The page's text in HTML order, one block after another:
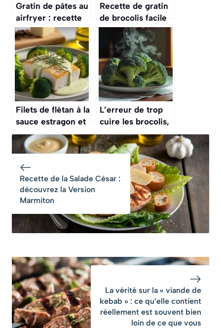
Gratin de pâtes au
airfryer : recette
facile et rapide
Recette de gratin
de brocolis facile
et rapide
Filets de flétan à la
sauce estragon et
brocolis
L’erreur de trop
cuire les brocolis,
ce qui leur fait
perdre toutes
leurs vitamines et
leur croquant
Recette de la Salade César :
découvrez la Version
Marmiton
La vérité sur la « viande de
kebab » : ce qu’elle contient
réellement est souvent bien
loin de ce que vous